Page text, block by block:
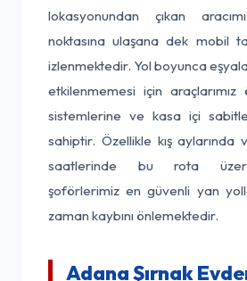
lokasyonundan çıkan
noktasına ulaşana dek mobil
izlenmektedir. Yol boyunca
etkilenmemesi için araçlarımız
sistemlerine ve kasa içi
sahiptir. Özellikle kış
saatlerinde bu rota
şoförlerimiz en güvenli yan
zaman kaybını önlemektedir.
Adana Şırnak